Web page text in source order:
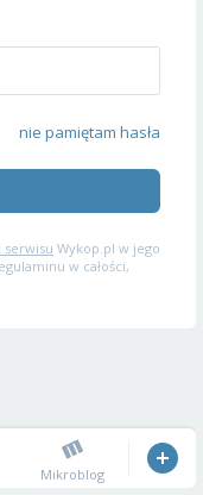
nie pamiętam hasła
serwisu Wykop.pl w jego
w całości,
Mikroblog